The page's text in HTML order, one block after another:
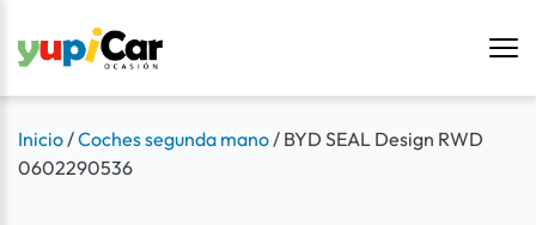
Inicio/Coches segunda mano/ BYD SEAL Design RWD
0602290536